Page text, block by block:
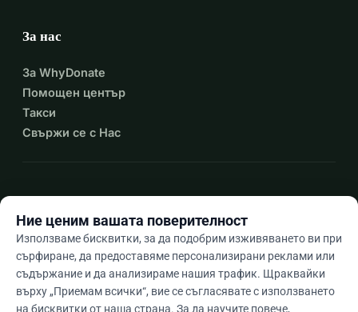
За нас
За WhyDonate
Помощен център
Такси
Свържи се с Нас
Bgarrow_drop_down
Ние ценим вашата поверителност
Използваме бисквитки, за да подобрим изживяването ви при
сърфиране, да предоставяме персонализирани реклами или
съдържание и да анализираме нашия трафик. Щраквайки
върху „Приемам всички“, вие се съгласявате с използването
на бисквитки от наша страна. За да научите повече,